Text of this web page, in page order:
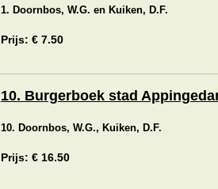
1. Doornbos, W.G. en Kuiken, D.F.
Prijs: € 7.50
10. Burgerboek stad
10. Doornbos, W.G., Kuiken, D.F.
Prijs: € 16.50